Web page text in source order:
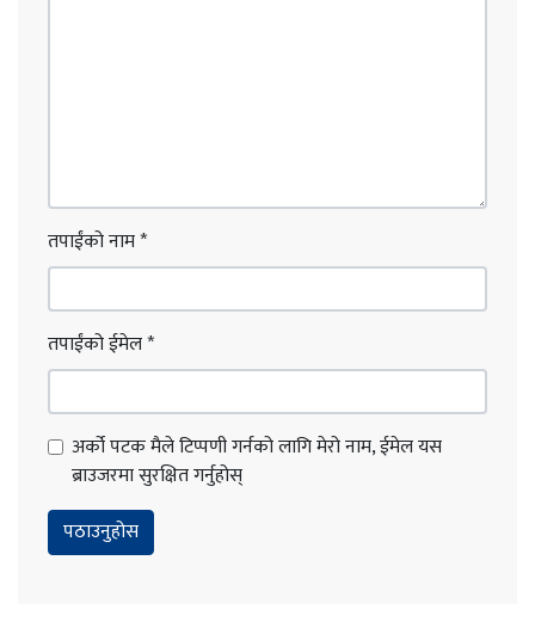
तपाईंको नाम*
तपाईंको ईमेल*
अर्को पटक मैले टिप्पणी गर्नको लागि मेरो नाम, ईमेल यस
ब्राउजरमा सुरक्षित गर्नुहोस्